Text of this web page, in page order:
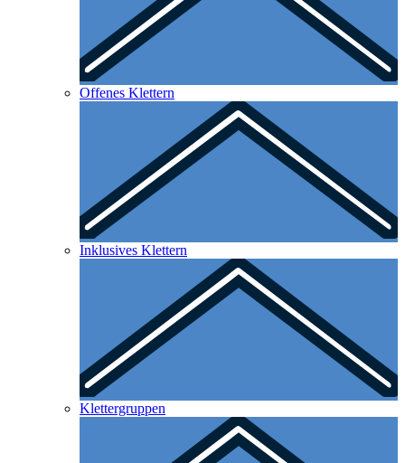
Offenes Klettern
Inklusives Klettern
Klettergruppen